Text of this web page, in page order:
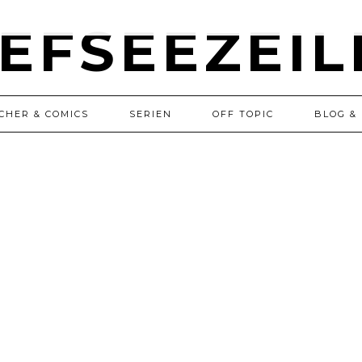
& COMICS SERIEN OFF TOPIC BLOG &